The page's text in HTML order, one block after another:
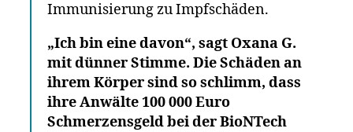
Immunisierung zu Impfschäden.
„Ich bin eine davon“, sagt Oxana G.
mit dünner Stimme. Die Schäden an
ihrem Körper sind so schlimm, dass
ihre Anwälte 100 000 Euro
Schmerzensgeld bei der BioNTech